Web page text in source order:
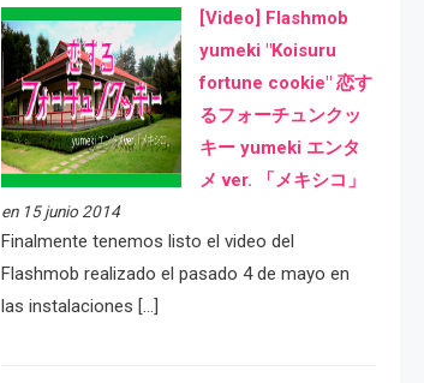
[Video] Flashmob
yumeki "Koisuru
fortune cookie" 恋す
るフォーチュンクッ
キー yumeki エンタ
メ ver. 「メキシコ」
en 15 junio 2014
Finalmente tenemos listo el video del
Flashmob realizado el pasado 4 de mayo en
las instalaciones […]